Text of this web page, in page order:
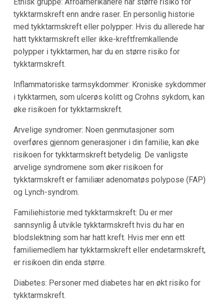
tykktarmskreft enn andre raser. En personlig historie
med tykktarmskreft eller polypper: Hvis du allerede har
hatt tykktarmskreft eller ikke-kreftfremkallende
polypper i tykktarmen, har du en større risiko for
tykktarmskreft.
Inflammatoriske tarmsykdommer: Kroniske sykdommer
i tykktarmen, som ulcerøs kolitt og Crohns sykdom, kan
øke risikoen for tykktarmskreft.
Arvelige syndromer: Noen genmutasjoner som
overføres gjennom generasjoner i din familie, kan øke
risikoen for tykktarmskreft betydelig. De vanligste
arvelige syndromene som øker risikoen for
tykktarmskreft er familiær adenomatøs polypose (FAP)
og Lynch-syndrom.
Familiehistorie med tykktarmskreft: Du er mer
sannsynlig å utvikle tykktarmskreft hvis du har en
blodslektning som har hatt kreft. Hvis mer enn ett
familiemedlem har tykktarmskreft eller endetarmskreft,
er risikoen din enda større.
Diabetes: Personer med diabetes har en økt risiko for
tykktarmskreft.